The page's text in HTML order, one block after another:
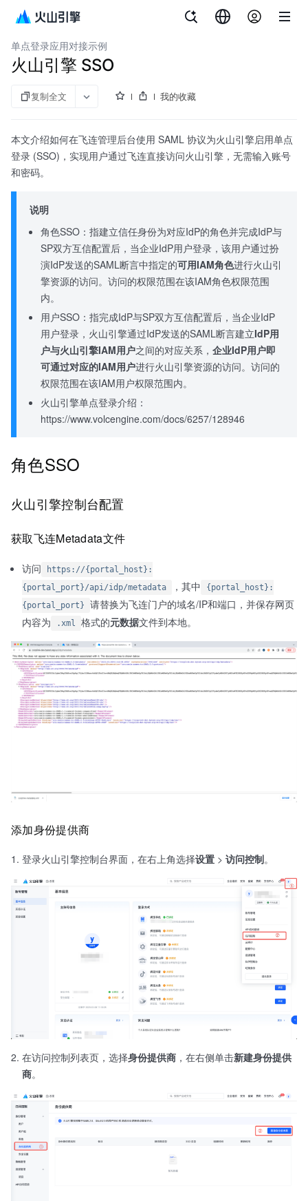
飞连
单点登录应用对接示例
火山引擎 SSO
复制全文 我的收藏
本文介绍如何在飞连管理后台使用 SAML 协议为火山引擎启用单点
登录 (SSO)，实现用户通过飞连直接访问火山引擎，无需输入账号
和密码。
说明
角色SSO：指建立信任身份为对应IdP的角色并完成IdP与
SP双方互信配置后，当企业IdP用户登录，该用户通过扮
演IdP发送的SAML断言中指定的可用IAM角色进行火山引
擎资源的访问。访问的权限范围在该IAM角色权限范围
内。
用户SSO：指完成IdP与SP双方互信配置后，当企业IdP
用户登录，火山引擎通过IdP发送的SAML断言建立IdP用
户与火山引擎IAM用户之间的对应关系，企业IdP用户即
可通过对应的IAM用户进行火山引擎资源的访问。访问的
权限范围在该IAM用户权限范围内。
火山引擎单点登录介绍：
https://www.volcengine.com/docs/6257/128946
角色SSO
火山引擎控制台配置
获取飞连Metadata文件
访问
https://{portal_host}:
{portal_port}/api/idp/metadata
，其中
{portal_host}:
{portal_port}
请替换为飞连门户的域名/IP和端口，并保存网页
内容为
.xml 格式的元数据文件到本地。
添加身份提供商
登录火山引擎控制台界面，在右上角选择设置 > 访问控制。
在访问控制列表页，选择身份提供商 ，在右侧单击新建身份提供
商。